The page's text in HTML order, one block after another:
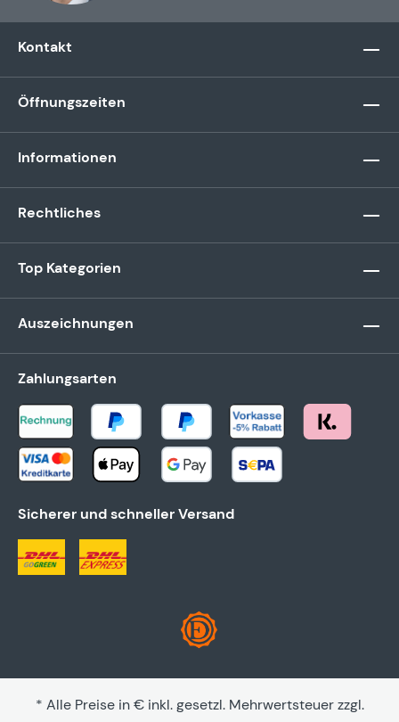
Kontakt
Öffnungszeiten
Informationen
Rechtliches
Top Kategorien
Auszeichnungen
Zahlungsarten
Sicherer und schneller Versand
* Alle Preise in € inkl. gesetzl. Mehrwertsteuer zzgl.